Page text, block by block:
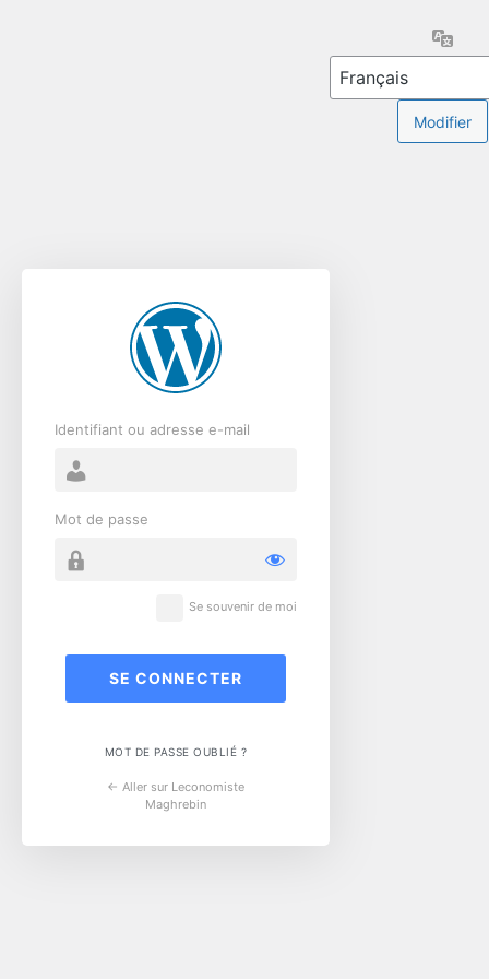
Identifiant ou adresse e-mail
Mot de passe
Se souvenir de moi
MOT DE PASSE OUBLIÉ ?
← Aller sur Leconomiste
Maghrebin